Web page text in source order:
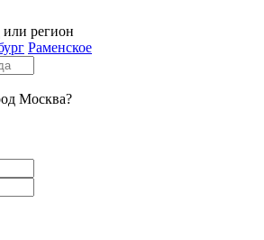
регион
Раменское
Москва?